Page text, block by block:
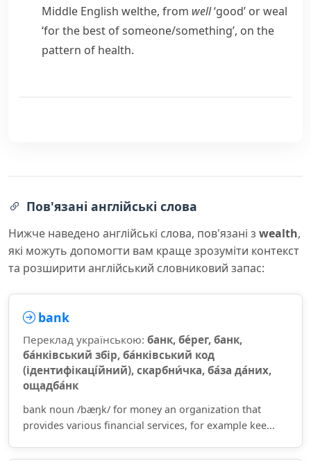
Middle English welthe, from well‘good’ orweal
‘for the best of someone/​something’, on the
pattern of health.
Пов'язані англійські слова
Нижче наведено англійські слова, пов'язані з wealth,
які можуть допомогти вам краще зрозуміти контекст
та розширити англійський словниковий запас:
bank
Переклад українською: банк, бе́рег, банк,
ба́нківський збір, ба́нківський код
(ідентифікаці́йний), скарбни́чка, ба́за да́них,
ощадба́нк
bank noun /bæŋk/ for money an organization that
provides various financial services, for example kee...